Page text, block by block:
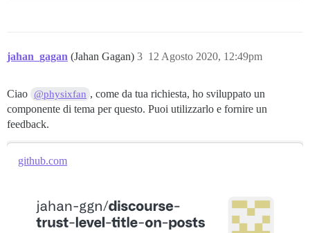
jahan_gagan (Jahan Gagan) 12 Agosto 2020, 12:49pm
3
Ciao @physixfan , come da tua richiesta, ho sviluppato un
componente di tema per questo. Puoi utilizzarlo e fornire un
feedback.
github.com